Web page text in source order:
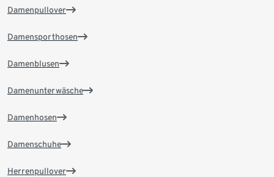
Damenpullover
Damensporthosen
Damenblusen
Damenunterwäsche
Damenhosen
Damenschuhe
Herrenpullover